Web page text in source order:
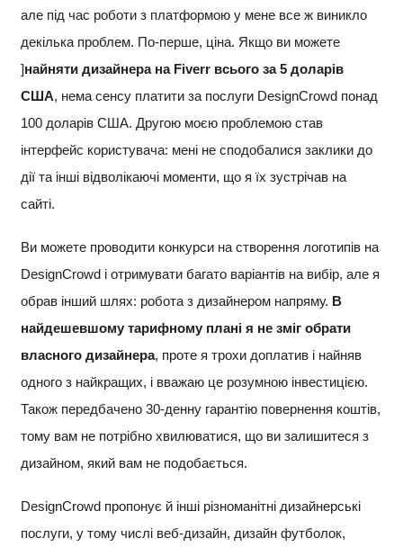
але під час роботи з платформою у мене все ж виникло
декілька проблем. По-перше, ціна. Якщо ви можете
]найняти дизайнера на Fiverr всього за 5 доларів
США, нема сенсу платити за послуги DesignCrowd понад
100 доларів США. Другою моєю проблемою став
інтерфейс користувача: мені не сподобалися заклики до
дії та інші відволікаючі моменти, що я їх зустрічав на
сайті.
Ви можете проводити конкурси на створення логотипів на
DesignCrowd і отримувати багато варіантів на вибір, але я
обрав інший шлях: робота з дизайнером напряму. В
найдешевшому тарифному плані я не зміг обрати
власного дизайнера, проте я трохи доплатив і найняв
одного з найкращих, і вважаю це розумною інвестицією.
Також передбачено 30-денну гарантію повернення коштів,
тому вам не потрібно хвилюватися, що ви залишитеся з
дизайном, який вам не подобається.
DesignCrowd пропонує й інші різноманітні дизайнерські
послуги, у тому числі веб-дизайн, дизайн футболок,